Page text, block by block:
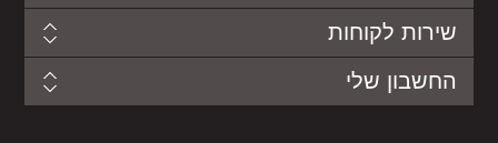
שירות לקוחות
החשבון שלי